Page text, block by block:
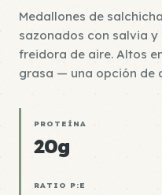
Medallones de
sazonados con salvia y
freidora de aire. Altos
grasa — una opción de
PROTEÍNA
20g
RATIO P:E